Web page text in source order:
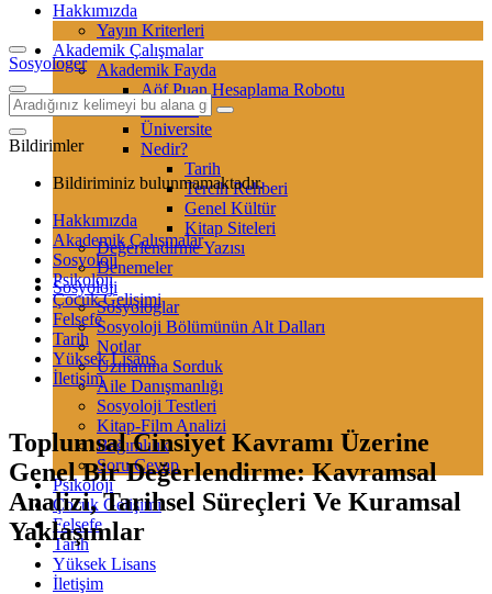
Hakkımızda
Yayın Kriterleri
Akademik Çalışmalar
Akademik Fayda
Aöf Puan Hesaplama Robotu
Sertifika
Üniversite
Nedir?
Tarih
Tercih Rehberi
Genel Kültür
Kitap Siteleri
Değerlendirme Yazısı
Denemeler
Sosyoloji
Sosyologlar
Sosyoloji Bölümünün Alt Dalları
Notlar
Uzmanına Sorduk
Aile Danışmanlığı
Sosyoloji Testleri
Kitap-Film Analizi
Bağımlılık
Soru Cevap
Psikoloji
Çocuk Gelişimi
Felsefe
Tarih
Yüksek Lisans
İletişim
Sosyologer
Bildirimler
Bildiriminiz bulunmamaktadır.
Hakkımızda
Akademik Çalışmalar
Sosyoloji
Psikoloji
Çocuk Gelişimi
Felsefe
Tarih
Yüksek Lisans
İletişim
Toplumsal Cinsiyet Kavramı Üzerine
Genel Bir Değerlendirme: Kavramsal
Analizi, Tarihsel Süreçleri Ve Kuramsal
Yaklaşımlar